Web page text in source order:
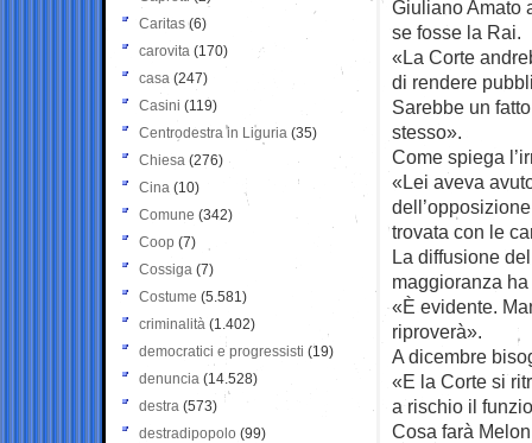
Giuliano Amato
se fosse la Rai.
«La Corte
di rendere
Sarebbe un
stesso».
Come spiega
«Lei aveva
trovata con le
La diffusione
maggioranza
«È evidente.
riproverà».
A dicembre
«E la Corte si
a rischio il
Cosa farà
Caritas (6)
carovita (170)
casa (247)
Casini (119)
Centrodestra in Liguria (35)
Chiesa (276)
Cina (10)
Comune (342)
Coop (7)
Cossiga (7)
Costume (5.581)
criminalità (1.402)
democratici e progressisti (19)
denuncia (14.528)
destra (573)
destradipopolo (99)